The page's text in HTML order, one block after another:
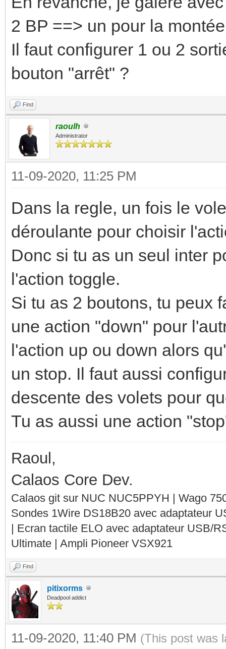
2 BP ==> un pour la
Il faut configurer 1 ou 2
bouton "arrêt" ?
Find
raoulh
Administrator
11-09-2020, 11:25 PM
Dans la regle, un fois le
déroulante pour choisir
Donc si tu as un seul inter
l'action toggle.
Si tu as 2 boutons, tu peux
une action "down" pour
l'action up ou down alors
un stop. Il faut aussi
descente des volets pour
Tu as aussi une action
Raoul,
Calaos Core Dev.
Calaos git sur NUC NUC5PPYH | Wago
Sondes 1Wire DS18B20 avec adaptateur
| Ecran tactile ELO avec adaptateur USB/
Ultimate | Ampli Pioneer VSX921
Find
pitixorms
Deadpool addict
11-09-2020, 11:40 PM (This post was